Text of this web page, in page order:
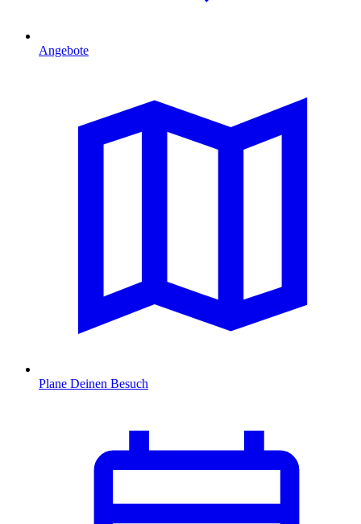
Angebote
Plane Deinen Besuch